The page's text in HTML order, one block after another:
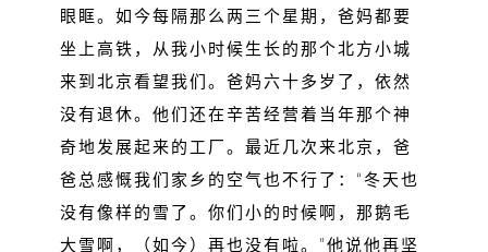
眼眶。如今每隔那么两三个星期，爸妈都要
坐上高铁，从我小时候生长的那个北方小城
来到北京看望我们。爸妈六十多岁了，依然
没有退休。他们还在辛苦经营着当年那个神
奇地发展起来的工厂。最近几次来北京，爸
爸总感慨我们家乡的空气也不行了：“冬天也
没有像样的雪了。你们小的时候啊，那鹅毛
大雪啊，（如今）再也没有啦。”他说他再坚